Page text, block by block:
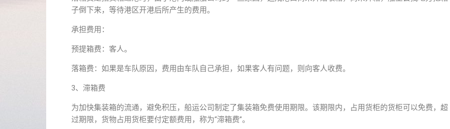
子倒下来，等待港区开港后所产生的费用。
承担费用：
预提箱费：客人。
落箱费：如果是车队原因，费用由车队自己承担，如果客人有问题，则向客人收费。
3、滞箱费
为加快集装箱的流通，避免积压，船运公司制定了集装箱免费使用期限。该期限内，占用货柜的货柜可以免费，超
过期限，货物占用货柜要付定额费用，称为“滞箱费”。